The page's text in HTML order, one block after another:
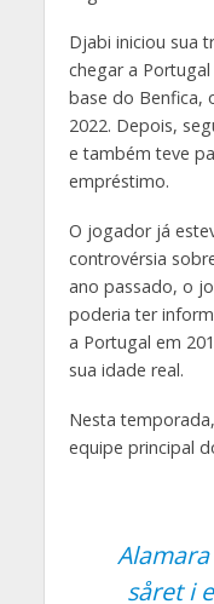
Djabi iniciou sua
chegar a
base do Benfica,
2022. Depois,
e também teve
empréstimo.
O jogador já
controvérsia
ano passado, o
poderia ter
a Portugal em
sua idade real.
Nesta
equipe principal
såret i